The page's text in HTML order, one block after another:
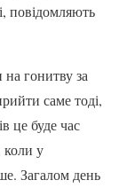
повідомляють
гонитву за
саме тоді,
це буде час
у
Загалом день